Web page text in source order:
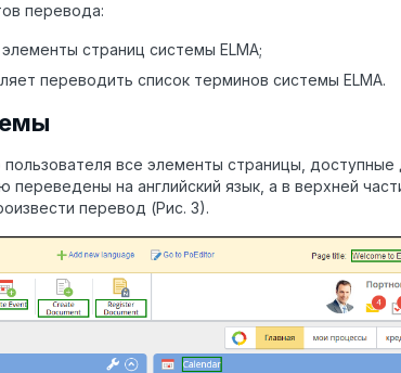
перевода:
страниц системы ELMA;
переводить список терминов системы ELMA.
все элементы страницы, доступные
на английский язык, а в верхней
перевод (Рис. 3).